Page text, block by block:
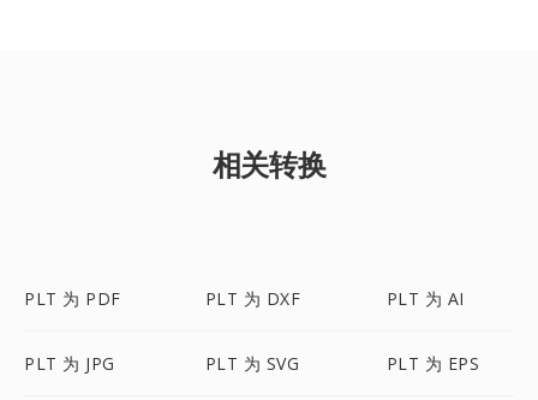
相关转换
PLT 为 PDF PLT 为 DXF PLT 为 AI
PLT 为 JPG PLT 为 SVG PLT 为 EPS